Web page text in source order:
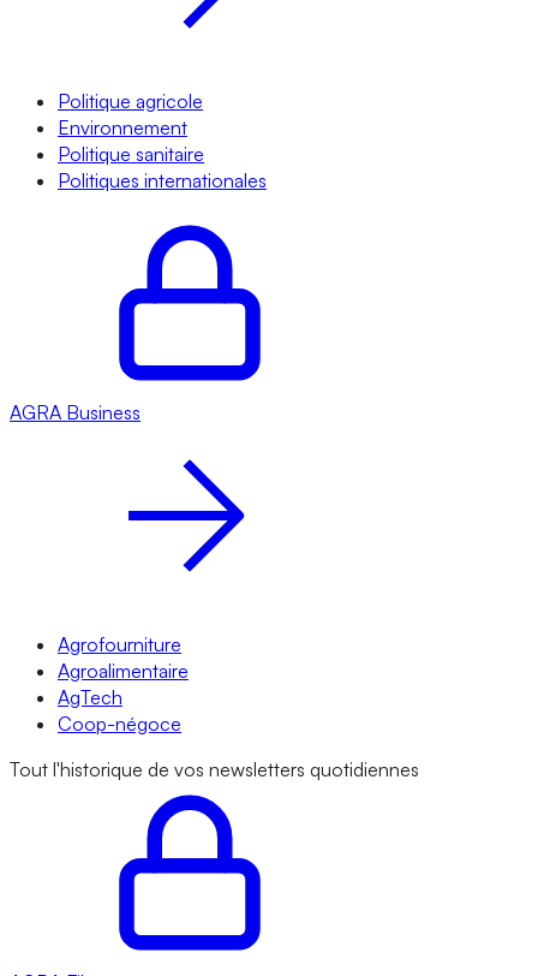
Politique agricole
Environnement
Politique sanitaire
Politiques internationales
AGRA Business
Agrofourniture
Agroalimentaire
AgTech
Coop-négoce
Tout l'historique de vos newsletters quotidiennes